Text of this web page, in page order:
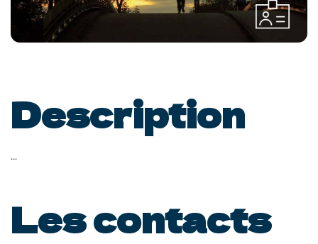
Description
...
Les contacts